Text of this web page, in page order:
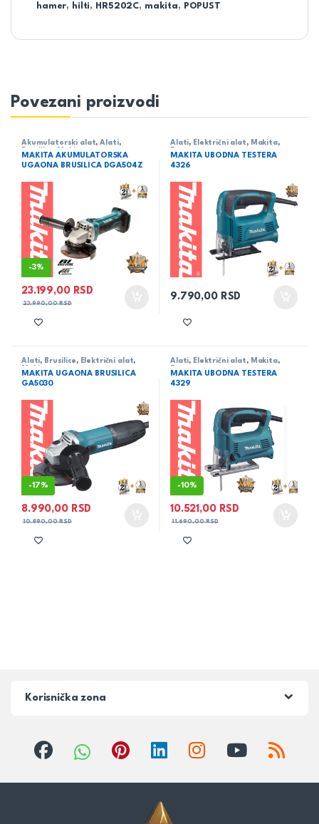
hamer, hilti, HR5202C, makita, POPUST
Povezani proizvodi
Akumulatorski alat,Alati,
MAKITA AKUMULATORSKA
UGAONA BRUSILICA DGA504Z
-3%
23.199,00 RSD
23.990,00RSD
Alati, Električni alat , Makita,
udodne/lanačane/univerzalne
MAKITA UBODNA TESTERA
4326
9.790,00 RSD
Alati, Brusilice , Električni alat,
MAKITA UGAONA BRUSILICA
GA5030
-17%
8.990,00 RSD
10.890,00RSD
Alati, Električni alat , Makita,
udodne/lanačane/univerzalne
MAKITA UBODNA TESTERA
4329
-10%
10.521,00 RSD
11.690,00RSD
Korisnička zona